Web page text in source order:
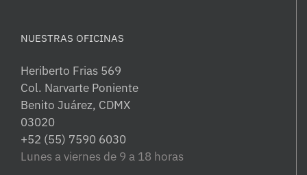
NUESTRAS OFICINAS
Heriberto Frias 569
Col. Narvarte Poniente
Benito Juárez, CDMX
03020
+52 (55) 7590 6030
Lunes a viernes de 9 a 18 horas